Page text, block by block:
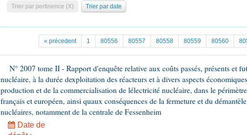
Trier par pertinence (X) Trier par date
« précedent 1 80556 80557 80558 80559 80560
N° 2007 tome II - Rapport d'enquête relative aux coûts passés, présents et
nucléaire, à la durée dexploitation des réacteurs et à divers aspects
production et de la commercialisation de lélectricité nucléaire, dans le
français et européen, ainsi quaux conséquences de la fermeture et du
nucléaires, notamment de la centrale de Fessenheim
Date de